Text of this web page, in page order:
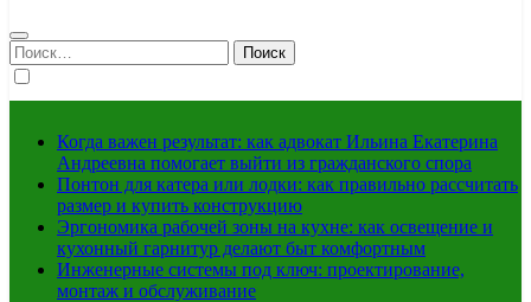
Найти:
Когда важен результат: как адвокат Ильина Екатерина
Андреевна помогает выйти из гражданского спора
Понтон для катера или лодки: как правильно рассчитать
размер и купить конструкцию
Эргономика рабочей зоны на кухне: как освещение и
кухонный гарнитур делают быт комфортным
Инженерные системы под ключ: проектирование,
монтаж и обслуживание